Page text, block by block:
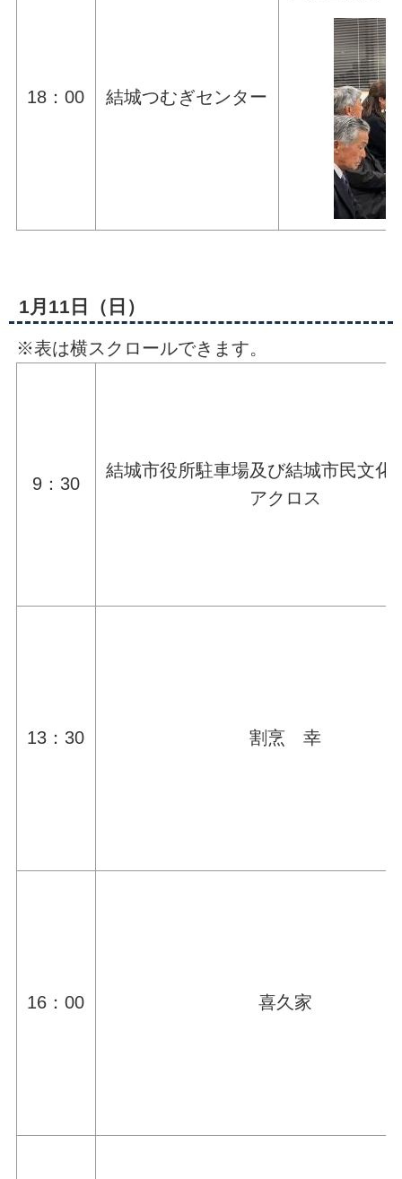
18：00 結城つむぎセンター
1月11日（日）
※表は横スクロールできます。
9：30
結城市役所駐車場及び結城市民文化
アクロス
13：30 割烹 幸
16：00 喜久家